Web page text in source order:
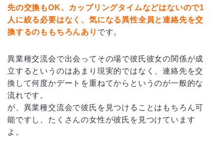
先の交換もOK、カップリングタイムなどはないので1
人に絞る必要はなく、気になる異性全員と連絡先を交
換するのももちろんあり です。
異業種交流会で出会ってその場で彼氏彼女の関係が成
立するというのはあまり現実的ではなく、連絡先を交
換して何度かデートを重ねてからというのが一般的な
流れです。
が、異業種交流会で彼氏を見つけることはもちろん可
能ですし、たくさんの女性が彼氏を見つけています
よ。